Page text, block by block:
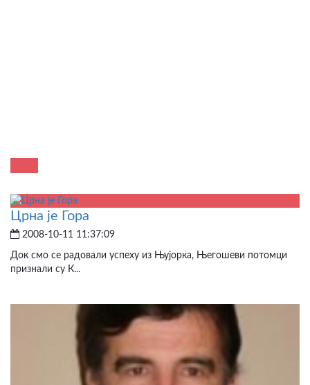
Црна је Гора
2008-10-11 11:37:09
Док смо се радовали успеху из Њујорка, Његошеви потомци
признали су К...